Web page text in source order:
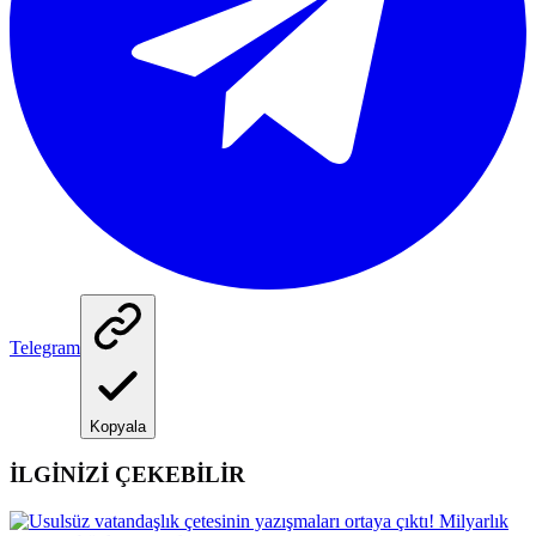
Telegram
Kopyala
İLGİNİZİ ÇEKEBİLİR